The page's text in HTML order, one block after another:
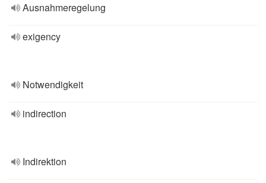
Ausnahmeregelung
exigency
Notwendigkeit
indirection
Indirektion